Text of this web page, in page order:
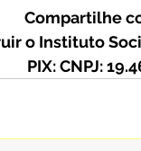
Compartilhe
o Instituto
PIX: CNPJ: